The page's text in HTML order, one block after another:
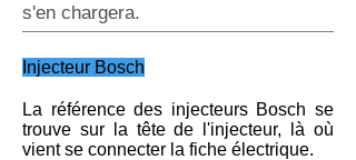
s'en chargera.
Injecteur Bosch
La référence des injecteurs Bosch se
trouve sur la tête de l'injecteur, là où
vient se connecter la fiche électrique.